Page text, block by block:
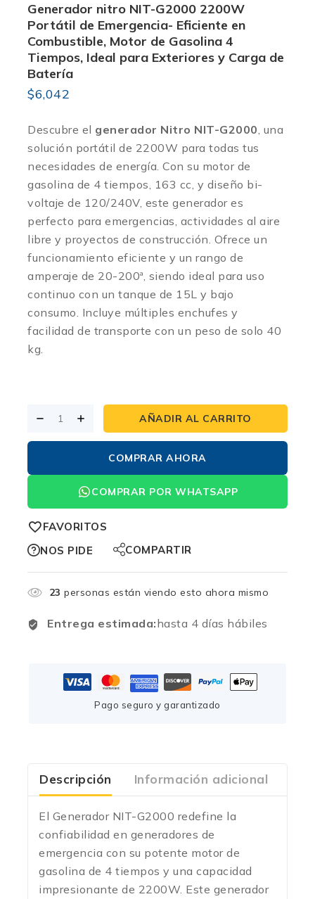
Generador nitro NIT-G2000 2200W
Portátil de Emergencia- Eficiente en
Combustible, Motor de Gasolina 4
Tiempos, Ideal para Exteriores y Carga de
Batería
$6,042
Descubre el generador Nitro NIT-G2000, una
solución portátil de 2200W para todas tus
necesidades de energía. Con su motor de
gasolina de 4 tiempos, 163 cc, y diseño bi-
voltaje de 120/240V, este generador es
perfecto para emergencias, actividades al aire
libre y proyectos de construcción. Ofrece un
funcionamiento eficiente y un rango de
amperaje de 20-200ª, siendo ideal para uso
continuo con un tanque de 15L y bajo
consumo. Incluye múltiples enchufes y
facilidad de transporte con un peso de solo 40
kg.
AÑADIR AL CARRITO
COMPRAR AHORA
COMPRAR POR WHATSAPP
FAVORITOS
NOS PIDE
COMPARTIR
23 personas están viendo esto ahora mismo
Entrega estimada:hasta 4 días hábiles
Pago seguro y garantizado
Descripción Información adicional
El Generador NIT-G2000 redefine la
confiabilidad en generadores de
emergencia con su potente motor de
gasolina de 4 tiempos y una capacidad
impresionante de 2200W. Este generador